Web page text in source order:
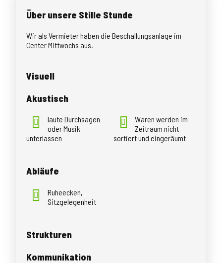
Über unsere Stille Stunde
Wir als Vermieter haben die Beschallungsanlage im
Center Mittwochs aus.
Visuell
Akustisch
laute Durchsagen
oder Musik
unterlassen
Waren werden im
Zeitraum nicht
sortiert und eingeräumt
Abläufe
Ruheecken,
Sitzgelegenheit
Strukturen
Kommunikation